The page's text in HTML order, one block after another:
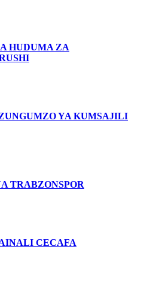
HUDUMA ZA
YA KUMSAJILI
TRABZONSPOR
CECAFA